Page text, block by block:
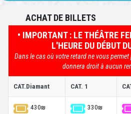
ACHAT DE BILLETS
• IMPORTANT : LE THÉÂTRE
L'HEURE DU DÉBUT
Dans le cas où votre retard ne vous
donnera droit à aucun
CAT.Diamant CAT. 1
430₪ 330₪